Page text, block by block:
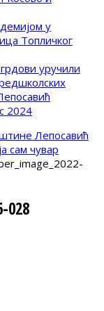
у
Топличког
уручили
2024
сам чувар
028